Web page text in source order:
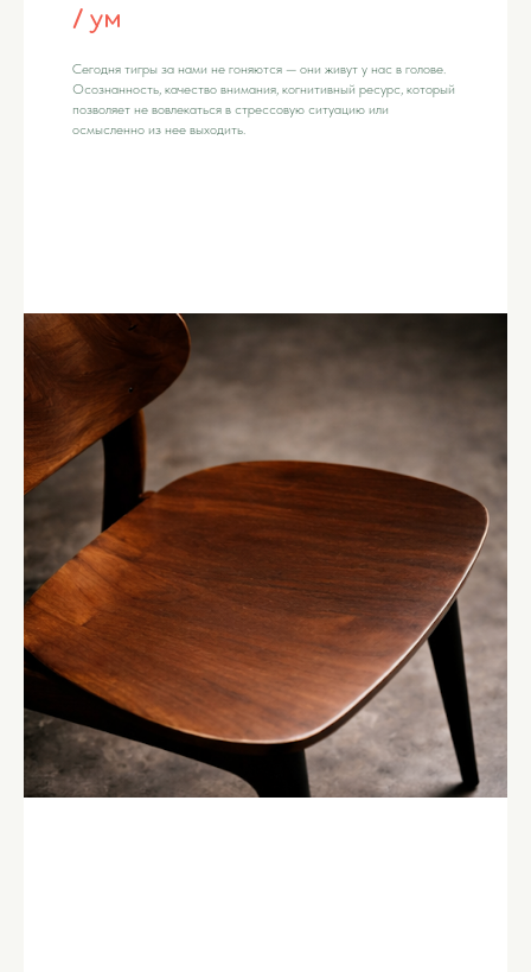
/ ум
Сегодня тигры за нами не гоняются — они живут у нас в голове.
Осознанность, качество внимания, когнитивный ресурс, который
позволяет не вовлекаться в стрессовую ситуацию или
осмысленно из нее выходить.